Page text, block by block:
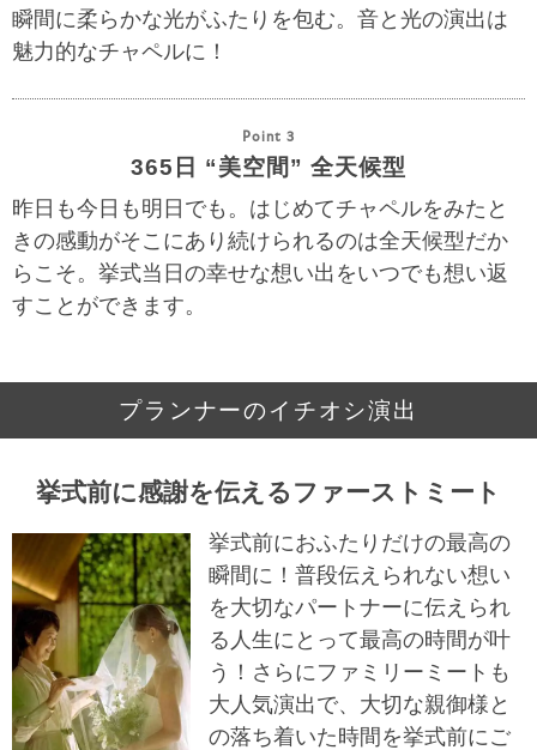
瞬間に柔らかな光がふたりを包む。音と光の演出は
魅力的なチャペルに！
Point 3
365日 “美空間” 全天候型
昨日も今日も明日でも。はじめてチャペルをみたと
きの感動がそこにあり続けられるのは全天候型だか
らこそ。挙式当日の幸せな想い出をいつでも想い返
すことができます。
プランナーのイチオシ演出
挙式前に感謝を伝えるファーストミート
挙式前におふたりだけの最高の
瞬間に！普段伝えられない想い
を大切なパートナーに伝えられ
る人生にとって最高の時間が叶
う！さらにファミリーミートも
大人気演出で、大切な親御様と
の落ち着いた時間を挙式前にご